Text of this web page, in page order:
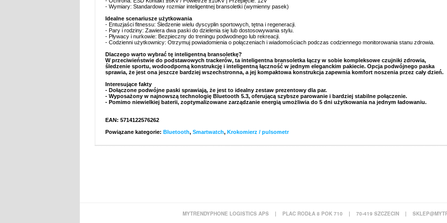
- Wymiary: Standardowy rozmiar inteligentnej bransoletki (wymienny pasek)
Idealne scenariusze użytkowania
- Entuzjaści fitnessu: Śledzenie wielu dyscyplin sportowych, tętna i regeneracji.
- Pary i rodziny: Zawiera dwa paski do dzielenia się lub dostosowywania stylu.
- Pływacy i nurkowie: Bezpieczny do treningu podwodnego lub rekreacji.
- Codzienni użytkownicy: Otrzymuj powiadomienia o połączeniach i wiadomościach podczas codziennego monitorowania stanu zdrowia.
Dlaczego warto wybrać tę inteligentną bransoletkę?
W przeciwieństwie do podstawowych trackerów, ta inteligentna bransoletka łączy w sobie kompleksowe czujniki zdrowia,
śledzenie sportu, wodoodporną konstrukcję i inteligentną łączność w jednym eleganckim pakiecie. Opcja podwójnego paska
sprawia, że jest ona jeszcze bardziej wszechstronna, a jej kompaktowa konstrukcja zapewnia komfort noszenia przez cały dzień.
Interesujące fakty
- Dołączone podwójne paski sprawiają, że jest to idealny zestaw prezentowy dla par.
- Wyposażony w najnowszą technologię Bluetooth 5.3, oferującą szybsze parowanie i bardziej stabilne połączenie.
- Pomimo niewielkiej baterii, zoptymalizowane zarządzanie energią umożliwia do 5 dni użytkowania na jednym ładowaniu.
EAN: 5714122576262
Powiązane kategorie: Bluetooth, Smartwatch, Krokomierz / pulsometr
MYTRENDYPHONE LOGISTICS APS | PLAC RODŁA 8 POK 710 | 70-419 SZCZECIN |